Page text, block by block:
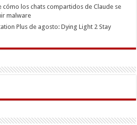
cómo los chats compartidos de Claude se
malware
Plus de agosto: Dying Light 2 Stay